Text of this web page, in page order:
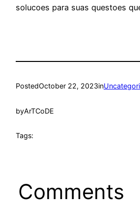
solucoes para suas questoes
PostedOctober 22, 2023in
byArTCoDE
Tags:
Comments